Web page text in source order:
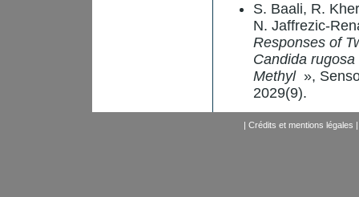
S. Baali, R.
N. Jaffrezic-
Responses of
Candida
Methyl »,
2029(9).
| Crédits et mentions légales